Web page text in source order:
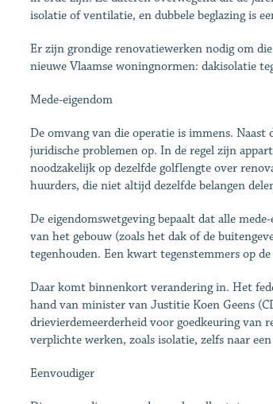
isolatie of ventilatie, en dubbele beglazing is
Er zijn grondige renovatiewerken nodig om
nieuwe Vlaamse woningnormen: dakisolatie
Mede-eigendom
De omvang van die operatie is immens.
juridische problemen op. In de regel zijn
noodzakelijk op dezelfde golflengte over
huurders, die niet altijd dezelfde belangen
De eigendomswetgeving bepaalt dat alle
van het gebouw (zoals het dak of de
tegenhouden. Een kwart tegenstemmers op
Daar komt binnenkort verandering in. Het
hand van minister van Justitie Koen Geens
drievierdemeerderheid voor goedkeuring van
verplichte werken, zoals isolatie, zelfs naar
Eenvoudiger